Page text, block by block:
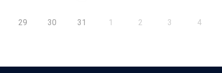
29 30 31 1 2 3 4